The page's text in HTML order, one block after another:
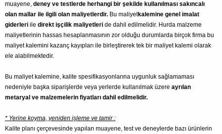
muayene, deney ve testlerde herhangi bir şekilde kullanılması sakıncalı
olan mallar ile ilgili olan maliyetlerdir. Bu maliyetkalemine genel imalat
giderleri ile direkt işçilik maliyetleri de dahil edilmelidir. Hurda malzeme
maliyetlerinin hassas hesaplanmasının zor olduğu durumlarda birçok firma bu
maliyet kalemini kazanç kayıpları ile birleştirerek tek bir maliyet kalemi olarak
ele alabilmektedir.
Bu maliyet kalemine, kalite spesifikasyonlarına uygunluk sağlamaması
nedeniyle başka siparişlerde veya yerlerde kullanılmak üzere ayrılan
metaryal ve malzemelerin fiyatları dahil edilmelidir.
* Yerine koyma, yeniden işleme ve tamir :
Kalite planı çerçevesinde yapılan muayene, test ve deneylerde bazı ürünlerin